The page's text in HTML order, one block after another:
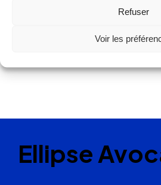
Refuser
Voir les
Ellipse